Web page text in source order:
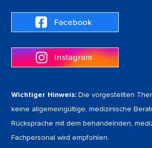
Wichtiger Hinweis: Die vorgestellten
keine allgemeingültige, medizinische
Rücksprache mit dem behandelnden,
Fachpersonal wird empfohlen.